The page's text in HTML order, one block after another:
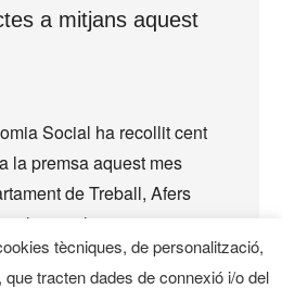
a mitjans aquest
Social ha recollit cent
la premsa aquest mes
de Treball, Afers
molt positivament
tècniques, de personalització,
tracten dades de connexió i/o del